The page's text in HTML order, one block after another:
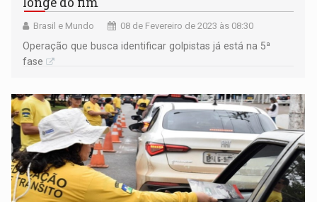
Brasil e Mundo 08 de Fevereiro de 2023 às 08:30
Operação que busca identificar golpistas já está na 5ª
fase